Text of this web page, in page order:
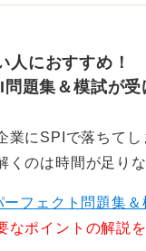
休み期間に集中す
、インターン本番
らず対応できると
人におすすめ！
題集＆模試が受
業にSPIで落ちて
くのは時間が足りな
ーフェクト問題集＆
なポイントの解説